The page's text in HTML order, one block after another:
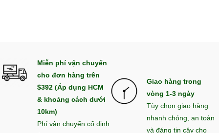
Miễn phí vận chuyển
cho đơn hàng trên
$392 (Áp dụng HCM
& khoảng cách dưới
10km)
Phí vận chuyển cố định
Giao hàng trong
vòng 1-3 ngày
Tùy chọn giao hàng
nhanh chóng, an toàn
và đáng tin cậy cho